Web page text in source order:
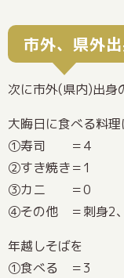
市外、県外
次に市外(県内)出身
大晦日に食べる料理
①寿司 ＝4
②すき焼き＝1
③カニ ＝0
④その他 ＝刺身2
年越しそばを
①食べる ＝3